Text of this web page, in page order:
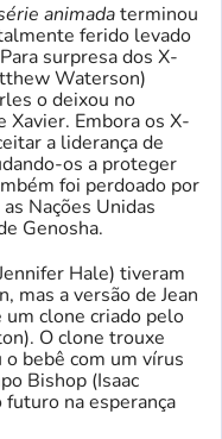
animadaterminou
ferido levado
surpresa dos X-
Waterson)
o deixou no
Embora os X-
a liderança de
os a proteger
foi perdoado por
Nações Unidas
Genosha.
Hale) tiveram
mas a versão de Jean
um clone criado pelo
O clone trouxe
bebê com um vírus
Bishop (Isaac
na esperança